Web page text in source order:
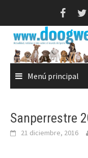
Menú principal
Sanperrestre
21 diciembre, 2016